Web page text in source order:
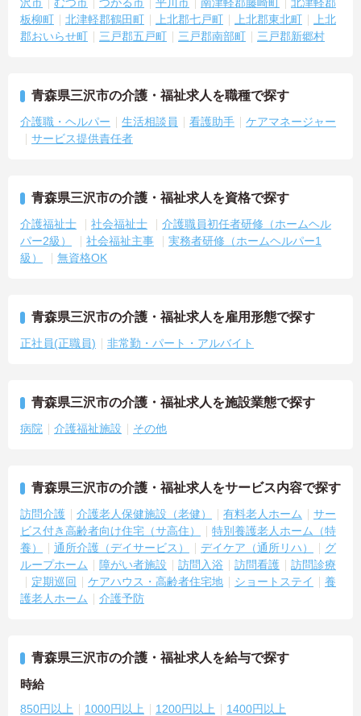
板柳町
北津軽郡鶴田町 上北郡七戸町 上北郡東北町
上北
郡おいらせ町
三戸郡五戸町 三戸郡南部町 三戸郡新郷村
青森県三沢市の介護・福祉求人を職種で探す
介護職・ヘルパー 生活相談員 看護助手
ケアマネージャー
サービス提供責任者
青森県三沢市の介護・福祉求人を資格で探す
介護福祉士 社会福祉士
介護職員初任者研修（ホームヘル
パー2級）
社会福祉主事
実務者研修（ホームヘルパー1
級）
無資格OK
青森県三沢市の介護・福祉求人を雇用形態で探す
正社員(正職員) 非常勤・パート・アルバイト
青森県三沢市の介護・福祉求人を施設業態で探す
病院 介護福祉施設 その他
青森県三沢市の介護・福祉求人をサービス内容で探す
訪問介護 介護老人保健施設（老健） 有料老人ホーム
サー
ビス付き高齢者向け住宅（サ高住）
特別養護老人ホーム（特
養）
通所介護（デイサービス） デイケア（通所リハ）
グ
ループホーム
障がい者施設 訪問入浴 訪問看護
訪問診療
定期巡回
ケアハウス・高齢者住宅地 ショートステイ
養
護老人ホーム
介護予防
青森県三沢市の介護・福祉求人を給与で探す
時給
850円以上 1000円以上 1200円以上 1400円以上